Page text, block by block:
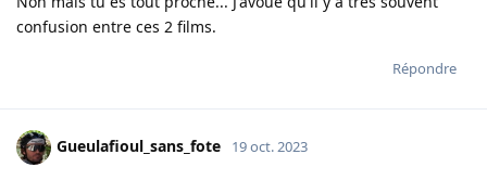
confusion entre ces 2 films.
Répondre
Gueulafioul_sans_fote 19 oct. 2023